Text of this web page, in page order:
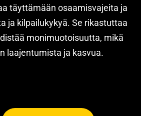
täyttämään osaamisvajeita ja
ja kilpailukykyä. Se rikastuttaa
monimuotoisuutta, mikä
laajentumista ja kasvua.